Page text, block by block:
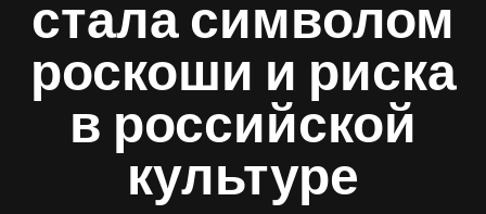
стала символом
роскоши и риска
в российской
культуре